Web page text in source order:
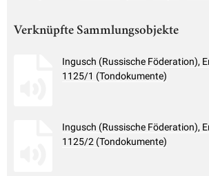
Verknüpfte Sammlungsobjekte
Ingusch (Russische Föderation),
1125/1 (Tondokumente)
Ingusch (Russische Föderation),
1125/2 (Tondokumente)